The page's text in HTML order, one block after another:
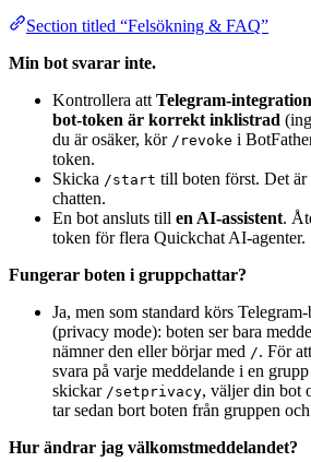
Section titled “Felsökning & FAQ”
Min bot svarar inte.
Kontrollera att Telegram-
bot-token är korrekt inklistrad
du är osäker, kör /revoke i
token.
Skicka /start till boten först. Det är
chatten.
En bot ansluts till en AI-assistent.
token för flera Quickchat AI-agenter.
Fungerar boten i gruppchattar?
Ja, men som standard körs
(privacy mode): boten ser bara
nämner den eller börjar med /. För
svara på varje meddelande i en
skickar /setprivacy, väljer din bot
tar sedan bort boten från gruppen
Hur ändrar jag välkomstmeddelandet?